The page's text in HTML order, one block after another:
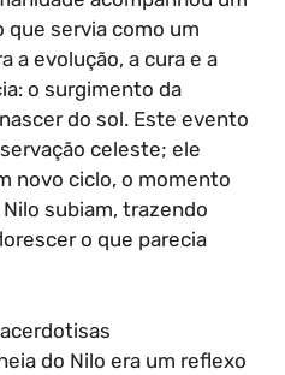
servia como um
a evolução, a cura e a
o surgimento da
do sol. Este evento
celeste; ele
novo ciclo, o momento
subiam, trazendo
o que parecia
do Nilo era um reflexo